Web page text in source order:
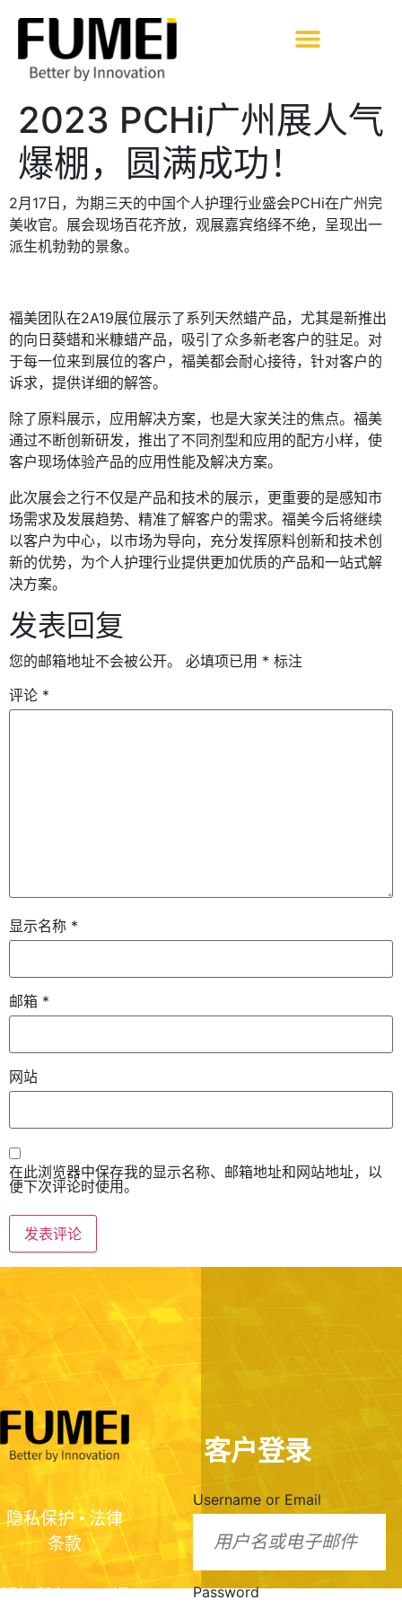
2023 PCHi广州展人气
爆棚，圆满成功！
2月17日，为期三天的中国个人护理行业盛会PCHi在广州完
美收官。展会现场百花齐放，观展嘉宾络绎不绝，呈现出一
派生机勃勃的景象。
福美团队在2A19展位展示了系列天然蜡产品，尤其是新推出
的向日葵蜡和米糠蜡产品，吸引了众多新老客户的驻足。对
于每一位来到展位的客户，福美都会耐心接待，针对客户的
诉求，提供详细的解答。
除了原料展示，应用解决方案，也是大家关注的焦点。福美
通过不断创新研发，推出了不同剂型和应用的配方小样，使
客户现场体验产品的应用性能及解决方案。
此次展会之行不仅是产品和技术的展示，更重要的是感知市
场需求及发展趋势、精准了解客户的需求。福美今后将继续
以客户为中心，以市场为导向，充分发挥原料创新和技术创
新的优势，为个人护理行业提供更加优质的产品和一站式解
决方案。
发表回复
您的邮箱地址不会被公开。 必填项已用 * 标注
评论 *
显示名称 *
邮箱 *
网站
在此浏览器中保存我的显示名称、邮箱地址和网站地址，以
便下次评论时使用。
隐私保护•法律
条款
客户登录
Username or Email
Password